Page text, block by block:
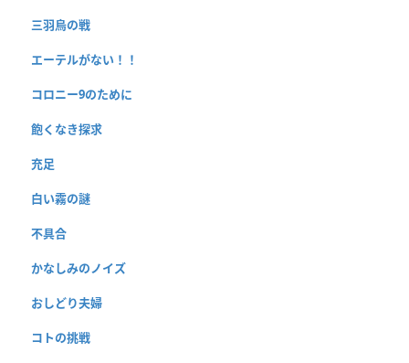
三羽烏の戦
エーテルがない！！
コロニー9のために
飽くなき探求
充足
白い霧の謎
不具合
かなしみのノイズ
おしどり夫婦
コトの挑戦